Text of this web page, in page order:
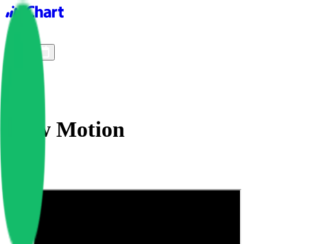
iChart logo
Slow Motion